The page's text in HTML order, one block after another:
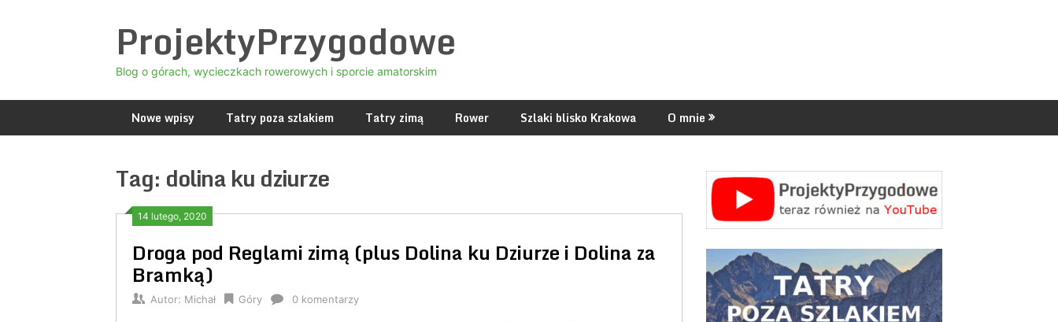
ProjektyPrzygodowe
Blog o górach, wycieczkach rowerowych i sporcie amatorskim
Nowe wpisy Tatry poza szlakiem Tatry zimą Rower Szlaki blisko Krakowa O mnie
Tag: dolina ku dziurze
14 lutego, 2020
Droga pod Reglami zimą (plus Dolina ku Dziurze i Dolina za
Bramką)
Autor: Michał Góry 0 komentarzy